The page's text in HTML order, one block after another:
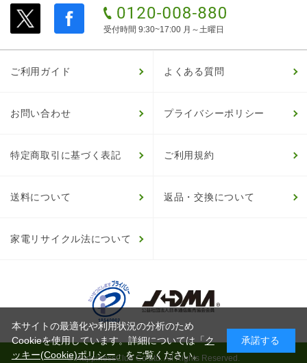
受付時間 9:30~17:00 月～土曜日
ご利用ガイド よくある質問
お問い合わせ プライバシーポリシー
特定商取引に基づく表記 ご利用規約
送料について 返品・交換について
家電リサイクル法について
© HappinessClub Co.Ltd. All Rights Reserved.
本サイトの最適化や利用状況の分析のため
Cookieを使用しています。詳細については「ク
ッキー(Cookie)ポリシー」をご覧ください。
承諾する